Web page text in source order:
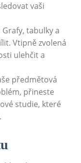
vaši
Grafy, tabulky a
Vtipně zvolená
ulehčit a
předmětová
přineste
studie,⁤ které